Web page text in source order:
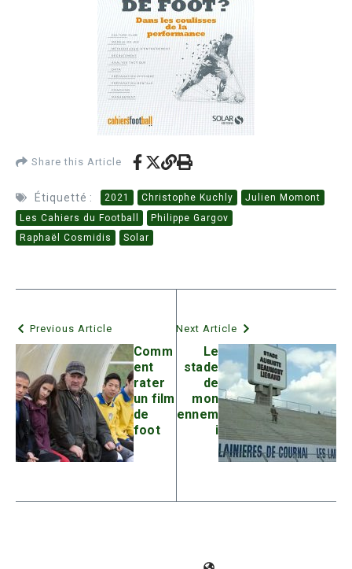
Share this Article
Étiquetté : 2021 Christophe Kuchly
Julien Momont
Les Cahiers du Football
Philippe Gargov
Raphaël Cosmidis
Solar
Previous Article
Comm
ent
rater
un film
de
foot
Next Article
Le
stade
de
mon
ennem
i